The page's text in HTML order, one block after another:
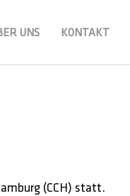
UNS KONTAKT
(CCH) statt.